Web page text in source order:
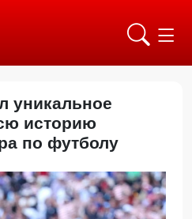
уникальное
историю
по футболу